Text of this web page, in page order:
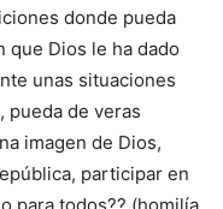
donde pueda
que Dios le ha dado
unas situaciones
pueda de veras
imagen de Dios,
participar en